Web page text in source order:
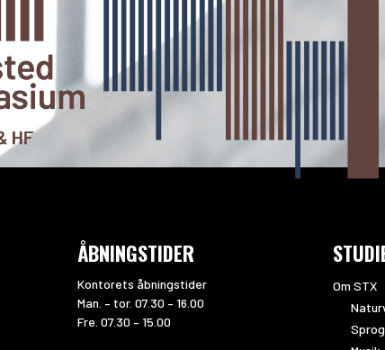
ÅBNINGSTIDER
Kontorets åbningstider
Man. – tor. 07.30 – 16.00
Fre. 07.30 – 15.00
Om STX
Sprog